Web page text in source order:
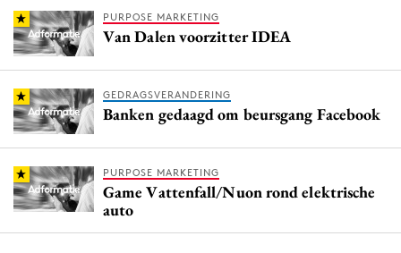
PURPOSE MARKETING
Van Dalen voorzitter IDEA
GEDRAGSVERANDERING
Banken gedaagd om beursgang Facebook
PURPOSE MARKETING
Game Vattenfall/Nuon rond elektrische
auto